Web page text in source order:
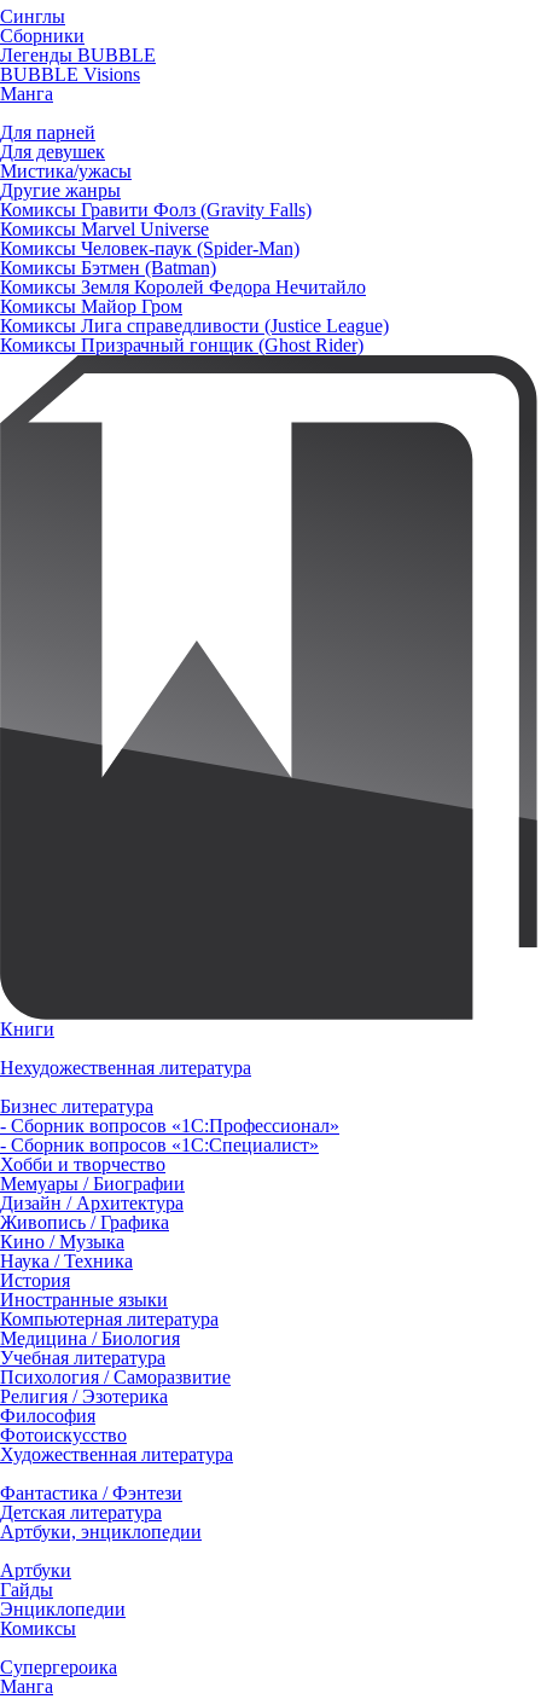
Синглы
Сборники
Легенды BUBBLE
BUBBLE Visions
Манга
Для парней
Для девушек
Мистика/ужасы
Другие жанры
Комиксы Гравити Фолз (Gravity Falls)
Комиксы Marvel Universe
Комиксы Человек-паук (Spider-Man)
Комиксы Бэтмен (Batman)
Комиксы Земля Королей Федора Нечитайло
Комиксы Майор Гром
Комиксы Лига справедливости (Justice League)
Комиксы Призрачный гонщик (Ghost Rider)
Книги
Нехудожественная литература
Бизнес литература
- Сборник вопросов «1С:Профессионал»
- Сборник вопросов «1С:Специалист»
Хобби и творчество
Мемуары / Биографии
Дизайн / Архитектура
Живопись / Графика
Кино / Музыка
Наука / Техника
История
Иностранные языки
Компьютерная литература
Медицина / Биология
Учебная литература
Психология / Саморазвитие
Религия / Эзотерика
Философия
Фотоискусство
Художественная литература
Фантастика / Фэнтези
Детская литература
Артбуки, энциклопедии
Артбуки
Гайды
Энциклопедии
Комиксы
Супергероика
Манга